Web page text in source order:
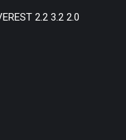
2.2 3.2 2.0